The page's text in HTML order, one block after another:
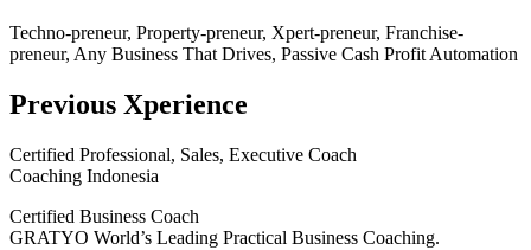
Techno-preneur, Property-preneur, Xpert-preneur, Franchise-
preneur, Any Business That Drives, Passive Cash Profit Automation
Previous Xperience
Certified Professional, Sales, Executive Coach
Coaching Indonesia
Certified Business Coach
GRATYO World’s Leading Practical Business Coaching.